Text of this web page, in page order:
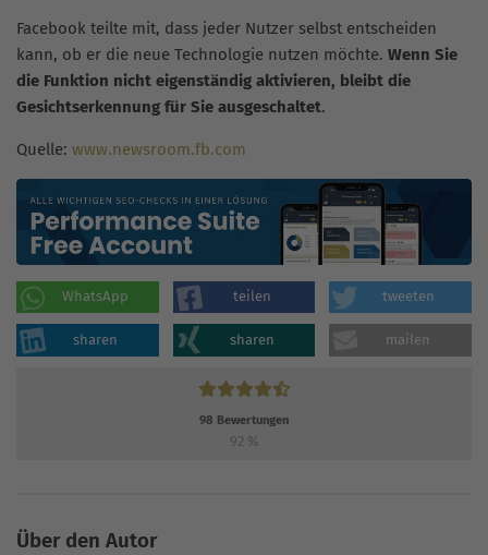
Facebook teilte mit, dass jeder Nutzer selbst entscheiden
kann, ob er die neue Technologie nutzen möchte. Wenn Sie
die Funktion nicht eigenständig aktivieren, bleibt die
Gesichtserkennung für Sie ausgeschaltet.
Quelle: www.newsroom.fb.com
WhatsApp teilen tweeten
sharen sharen mailen
98 Bewertungen
92 %
Über den Autor